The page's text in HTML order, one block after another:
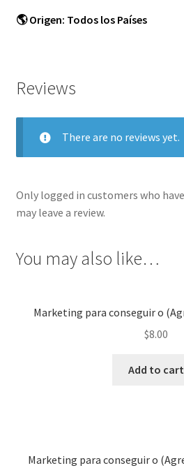
🌎 Origen: Todos los Países
Reviews
There are no reviews yet.
Only logged in customers who
may leave a review.
You may also like…
Marketing para conseguir o
$8.00
Add to cart
Marketing para conseguir o